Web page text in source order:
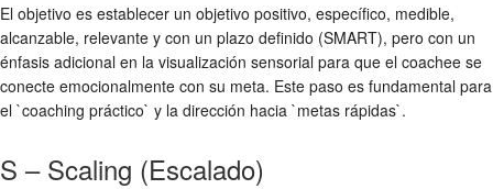
El objetivo es establecer un objetivo positivo, específico, medible,
alcanzable, relevante y con un plazo definido (SMART), pero con un
énfasis adicional en la visualización sensorial para que el coachee se
conecte emocionalmente con su meta. Este paso es fundamental para
el `coaching práctico` y la dirección hacia `metas rápidas`.
S – Scaling (Escalado)